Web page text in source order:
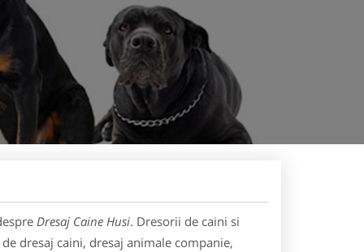
Dresaj Caine Husi. Dresorii de caini si
dresaj caini, dresaj animale companie,